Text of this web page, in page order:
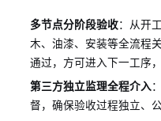
多节点分阶段验收：从开
木、油漆、安装等全流程
通过，方可进入下一工序
第三方独立监理全程介入
督，确保验收过程独立、